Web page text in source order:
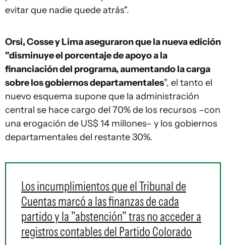
evitar que nadie quede atrás".
Orsi, Cosse y Lima aseguraron que la nueva edición
"disminuye el porcentaje de apoyo a la
financiación del programa, aumentando la carga
sobre los gobiernos departamentales", el tanto el
nuevo esquema supone que la administración
central se hace cargo del 70% de los recursos –con
una erogación de US$ 14 millones– y los gobiernos
departamentales del restante 30%.
Los incumplimientos que el Tribunal de
Cuentas marcó a las finanzas de cada
partido y la "abstención" tras no acceder a
registros contables del Partido Colorado